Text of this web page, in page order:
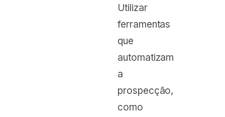
Utilizar
ferramentas
que
automatizam
a
prospecção,
como